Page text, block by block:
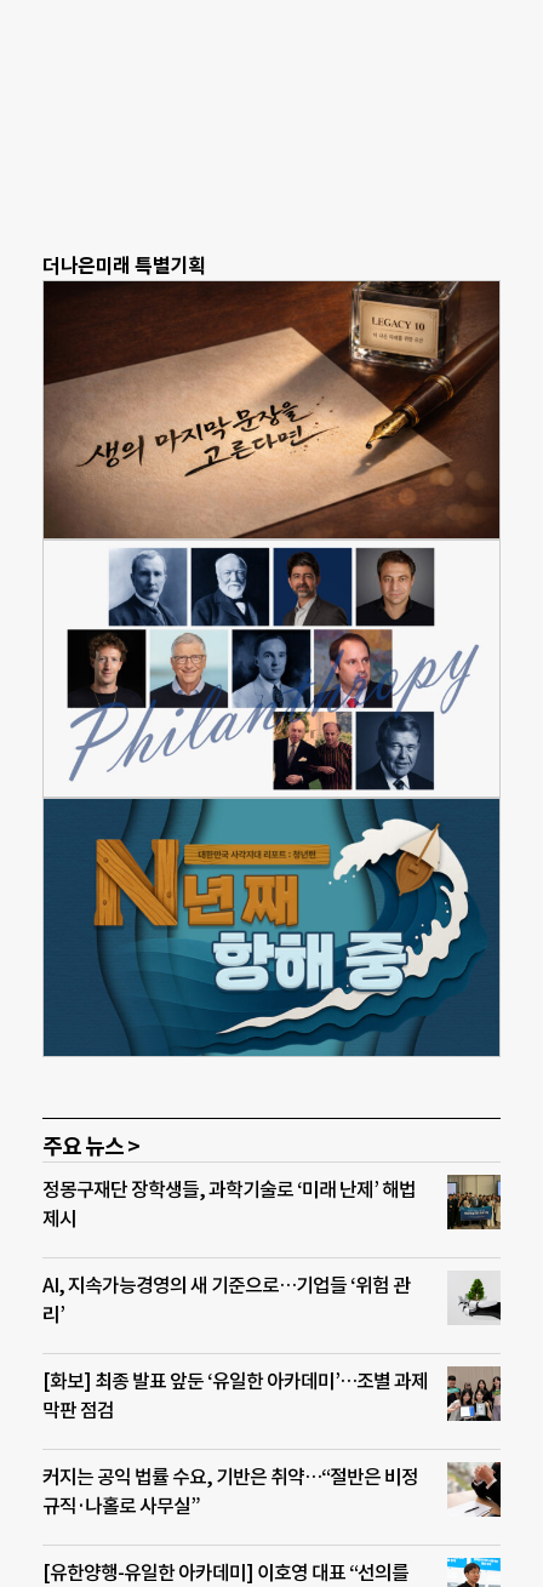
더나은미래 특별기획
주요 뉴스 >
정몽구재단 장학생들, 과학기술로 ‘미래 난제’ 해법
제시
AI, 지속가능경영의 새 기준으로…기업들 ‘위험 관
리’
[화보] 최종 발표 앞둔 ‘유일한 아카데미’…조별 과제
막판 점검
커지는 공익 법률 수요, 기반은 취약…“절반은 비정
규직·나홀로 사무실”
[유한양행-유일한 아카데미] 이호영 대표 “선의를